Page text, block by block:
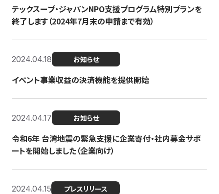
テックスープ・ジャパンNPO支援プログラム特別プランを
終了します（2024年7月末の申請まで有効）
2024.04.18 お知らせ
イベント事業収益の決済機能を提供開始
2024.04.17 お知らせ
令和6年 台湾地震の緊急支援に企業寄付・社内募金サポ
ートを開始しました（企業向け）
2024.04.15 プレスリリース